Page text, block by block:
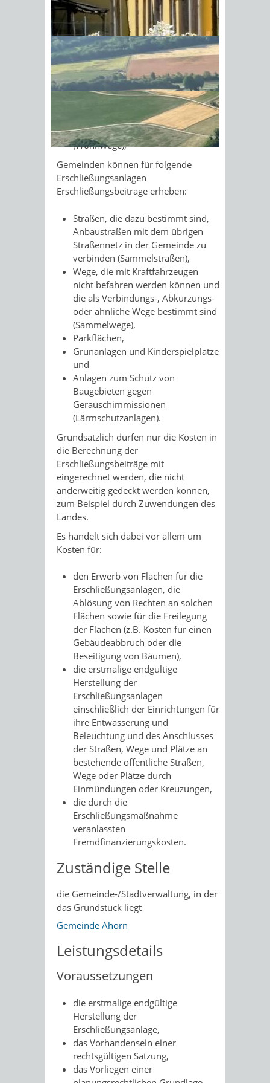
Sonnenschein am Morgen im
Ahornwald
teilweise übernehmen.
Gemeinden müssen für folgende
Erschließungsanlagen
Erschließungsbeiträge erheben:
Straßen und Plätze, an denen
Gebäude errichtet werden können
Wege, die mit Kraftfahrzeugen
nicht befahren werden dürfen
(Wohnwege),
Gemeinden können für folgende
Erschließungsanlagen
Erschließungsbeiträge erheben:
Straßen, die dazu bestimmt sind,
Anbaustraßen mit dem übrigen
Straßennetz in der Gemeinde zu
verbinden (Sammelstraßen),
Wege, die mit Kraftfahrzeugen
nicht befahren werden können und
die als Verbindungs-, Abkürzungs-
oder ähnliche Wege bestimmt sind
(Sammelwege),
Parkflächen,
Grünanlagen und Kinderspielplätze
und
Anlagen zum Schutz von
Baugebieten gegen
Geräuschimmissionen
(Lärmschutzanlagen).
Grundsätzlich dürfen nur die Kosten in
die Berechnung der
Erschließungsbeiträge mit
eingerechnet werden, die nicht
anderweitig gedeckt werden können,
zum Beispiel durch Zuwendungen des
Landes.
Es handelt sich dabei vor allem um
Kosten für:
den Erwerb von Flächen für die
Erschließungsanlagen, die
Ablösung von Rechten an solchen
Flächen sowie für die Freilegung
der Flächen (z.B. Kosten für einen
Gebäudeabbruch oder die
Beseitigung von Bäumen),
die erstmalige endgültige
Herstellung der
Erschließungsanlagen
einschließlich der Einrichtungen für
ihre Entwässerung und
Beleuchtung und des Anschlusses
der Straßen, Wege und Plätze an
bestehende öffentliche Straßen,
Wege oder Plätze durch
Einmündungen oder Kreuzungen,
die durch die
Erschließungsmaßnahme
veranlassten
Fremdfinanzierungskosten.
Zuständige Stelle
die Gemeinde-/Stadtverwaltung, in der
das Grundstück liegt
Gemeinde Ahorn
Leistungsdetails
Voraussetzungen
die erstmalige endgültige
Herstellung der
Erschließungsanlage,
das Vorhandensein einer
rechtsgültigen Satzung,
das Vorliegen einer